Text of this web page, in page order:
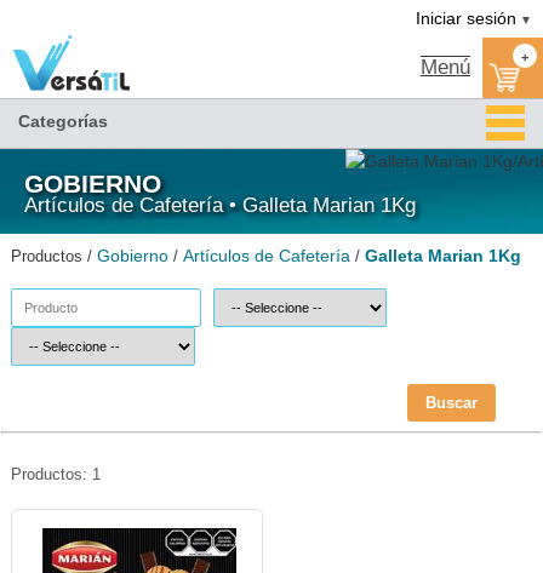
Iniciar sesión ▼
Menú +
Categorías
GOBIERNO
Artículos de Cafetería • Galleta Marian 1Kg
Productos / Gobierno / Artículos de Cafetería / Galleta Marian 1Kg
Buscar
Productos: 1